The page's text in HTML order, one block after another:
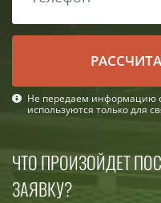
Не передаем информацию
используются только для
ЧТО ПРОИЗОЙДЕТ
ЗАЯВКУ?